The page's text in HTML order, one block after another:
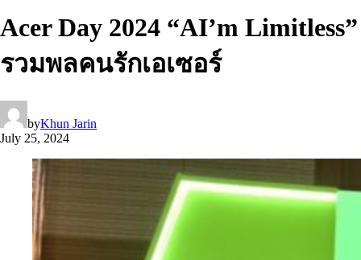
Acer Day 2024 “AI’m Limitless”
รวมพลคนรักเอเซอร์
byKhun Jarin
July 25, 2024